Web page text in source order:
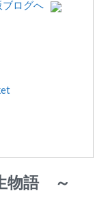
物語 ～